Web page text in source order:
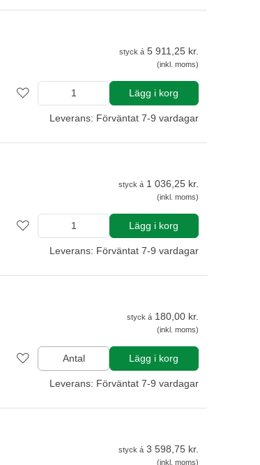
styck á 5 911,25 kr.
(inkl. moms)
Lägg i korg
Leverans: Förväntat 7-9 vardagar
styck á 1 036,25 kr.
(inkl. moms)
Lägg i korg
Leverans: Förväntat 7-9 vardagar
styck á 180,00 kr.
(inkl. moms)
Antal Lägg i korg
Leverans: Förväntat 7-9 vardagar
styck á 3 598,75 kr.
(inkl. moms)